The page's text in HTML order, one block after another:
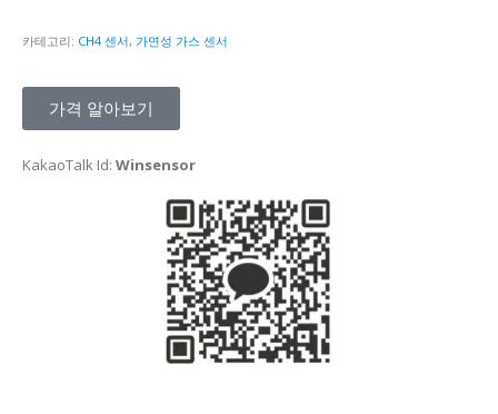
카테고리: CH4 센서, 가연성 가스 센서
가격 알아보기
KakaoTalk Id: Winsensor